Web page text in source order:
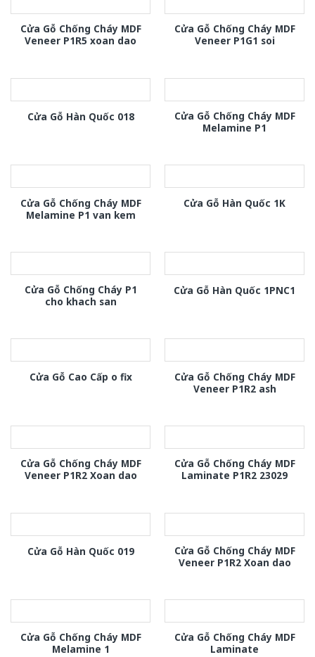
Cửa Gỗ Chống Cháy MDF
Veneer P1R5 xoan dao
Cửa Gỗ Chống Cháy MDF
Veneer P1G1 soi
Cửa Gỗ Hàn Quốc 018
Cửa Gỗ Chống Cháy MDF
Melamine P1
Cửa Gỗ Chống Cháy MDF
Melamine P1 van kem
Cửa Gỗ Hàn Quốc 1K
Cửa Gỗ Chống Cháy P1
cho khach san
Cửa Gỗ Hàn Quốc 1PNC1
Cửa Gỗ Cao Cấp o fix
Cửa Gỗ Chống Cháy MDF
Veneer P1R2 ash
Cửa Gỗ Chống Cháy MDF
Veneer P1R2 Xoan dao
Cửa Gỗ Chống Cháy MDF
Laminate P1R2 23029
Cửa Gỗ Hàn Quốc 019
Cửa Gỗ Chống Cháy MDF
Veneer P1R2 Xoan dao
Cửa Gỗ Chống Cháy MDF
Melamine 1
Cửa Gỗ Chống Cháy MDF
Laminate